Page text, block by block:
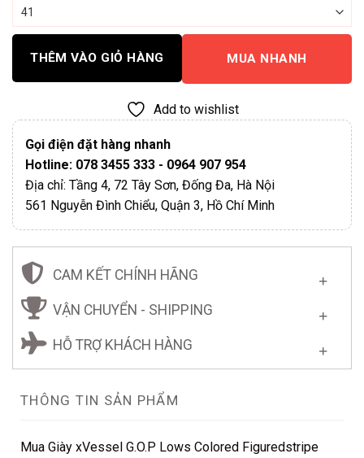
THÊM VÀO GIỎ HÀNG MUA NHANH
Add to wishlist
Gọi điện đặt hàng nhanh
Hotline: 078 3455 333 - 0964 907 954
Địa chỉ: Tầng 4, 72 Tây Sơn, Đống Đa, Hà Nội
561 Nguyễn Đình Chiểu, Quận 3, Hồ Chí Minh
CAM KẾT CHÍNH HÃNG
VẬN CHUYỂN - SHIPPING
HỖ TRỢ KHÁCH HÀNG
THÔNG TIN SẢN PHẨM
Mua Giày xVessel G.O.P Lows Colored Figuredstripe